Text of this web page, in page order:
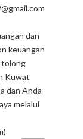
dan
keuangan
tolong
Kuwat
dan Anda
melalui